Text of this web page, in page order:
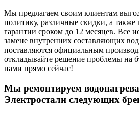
Мы предлагаем своим клиентам
политику, различные скидки, а также
гарантии сроком до 12 месяцев. Все
замене внутренних составляющих
поставляются официальным
откладывайте решение проблемы на
нами прямо сейчас!
Мы ремонтируем
Электростали следующих